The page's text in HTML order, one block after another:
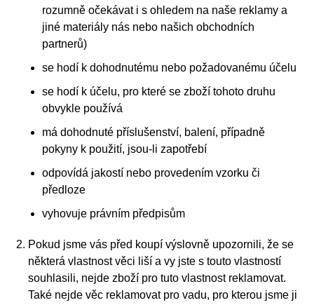
rozumně očekávat i s ohledem na naše reklamy a
jiné materiály nás nebo našich obchodních
partnerů)
se hodí k dohodnutému nebo požadovanému účelu
se hodí k účelu, pro které se zboží tohoto druhu
obvykle používá
má dohodnuté příslušenství, balení, případně
pokyny k použití, jsou-li zapotřebí
odpovídá jakostí nebo provedením vzorku či
předloze
vyhovuje právním předpisům
Pokud jsme vás před koupí výslovně upozornili, že se
některá vlastnost věci liší a vy jste s touto vlastností
souhlasili, nejde zboží pro tuto vlastnost reklamovat.
Také nejde věc reklamovat pro vadu, pro kterou jsme ji